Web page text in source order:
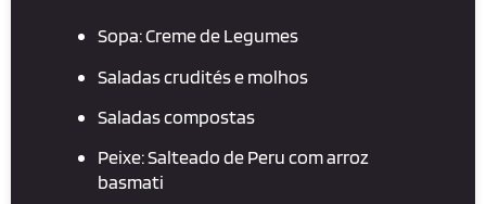
Sopa: Creme de Legumes
Saladas crudités e molhos
Saladas compostas
Peixe: Salteado de Peru com arroz
basmati